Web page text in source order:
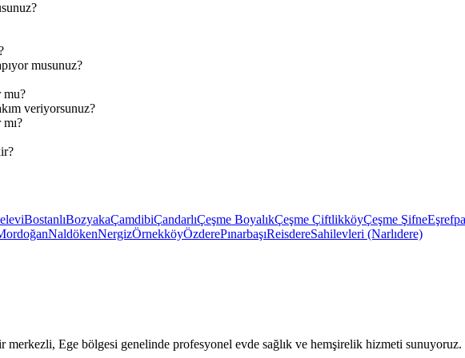
musunuz?
mu?
veriyorsunuz?
BostanlıBozyakaÇamdibiÇandarlıÇeşme BoyalıkÇeşme ÇiftlikköyÇeşme Şifne
NaldökenNergizÖrnekköyÖzderePınarbaşıReisdereSahilevleri (Narlıdere)
Ege bölgesi genelinde profesyonel evde sağlık ve hemşirelik hizmeti sunuyoruz.